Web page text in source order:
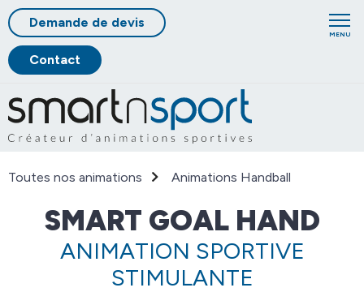
Demande de devis
Contact
MENU
Toutes nos animations Animations Handball
SMART GOAL HAND
ANIMATION SPORTIVE
STIMULANTE